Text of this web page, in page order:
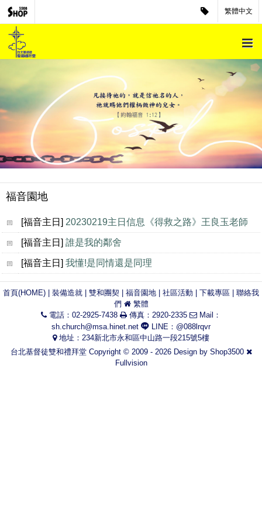
繁體中文
福音園地
[福音主日] 20230219主日信息《得救之路》王良玉老師
[福音主日] 誰是我的鄰舍
[福音主日] 我懂!是同情還是同理
首頁(HOME) 裝備造就 雙和團契 福音園地 社區活動 下載專區
聯絡我
們
繁體
電話：02-2925-7438
傳真：2920-2335
Mail：
sh.church@msa.hinet.net
LINE：@088lrqvr
地址：234新北市永和區中山路一段215號5樓
台北基督徒雙和禮拜堂 Copyright © 2009 - 2026 Design by Shop3500
Fullvision